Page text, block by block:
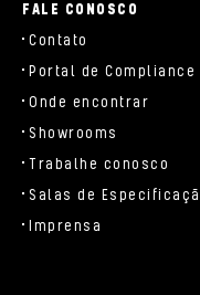
FALE CONOSCO
Contato
Portal de Compliance
Onde encontrar
Showrooms
Trabalhe conosco
Salas de
Imprensa